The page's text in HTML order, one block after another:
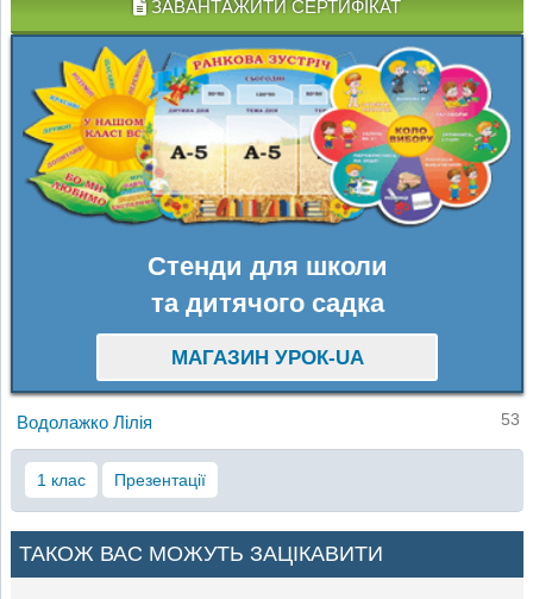
ЗАВАНТАЖИТИ СЕРТИФІКАТ
Стенди для школи
та дитячого садка
МАГАЗИН УРОК-UA
Водолажко Лілія 53
1 клас Презентації
ТАКОЖ ВАС МОЖУТЬ ЗАЦІКАВИТИ